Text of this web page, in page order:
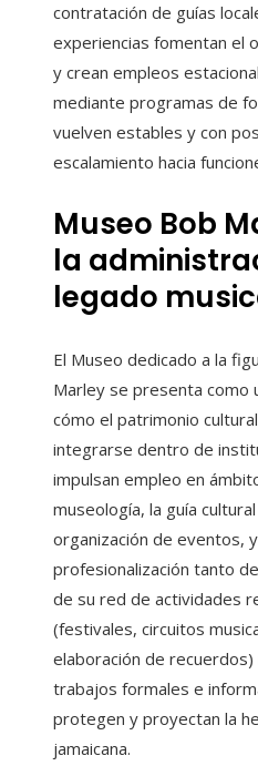
contratación de guías
experiencias fomentan el
y crean empleos
mediante programas de
vuelven estables y con
escalamiento hacia
Museo Bob
la
legado
El Museo dedicado a la
Marley se presenta como
cómo el patrimonio
integrarse dentro de
impulsan empleo en
museología, la guía
organización de eventos,
profesionalización tanto
de su red de actividades
(festivales, circuitos
elaboración de recuerdos)
trabajos formales e
protegen y proyectan la
jamaicana.